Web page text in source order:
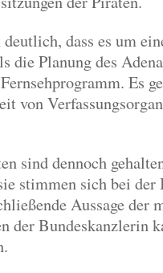
dass es um
die Planung des
Es
von
sind dennoch
stimmen sich bei
Aussage der
der Bundeskanzlerin